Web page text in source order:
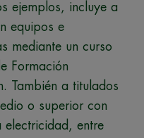
ejemplos, incluye a
equipos e
mediante un curso
Formación
También a titulados
o superior con
electricidad, entre